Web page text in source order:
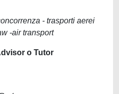
- trasporti aerei
-air transport
o Tutor